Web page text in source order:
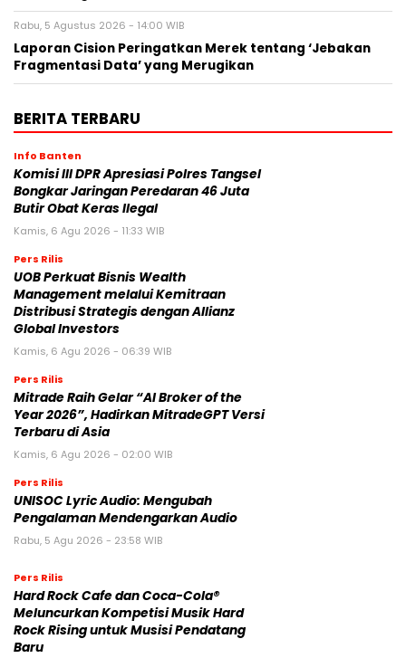
Rabu, 5 Agustus 2026 - 14:00 WIB
Laporan Cision Peringatkan Merek tentang ‘Jebakan
Fragmentasi Data’ yang Merugikan
BERITA TERBARU
Info Banten
Komisi III DPR Apresiasi Polres Tangsel
Bongkar Jaringan Peredaran 46 Juta
Butir Obat Keras Ilegal
Kamis, 6 Agu 2026 - 11:33 WIB
Pers Rilis
UOB Perkuat Bisnis Wealth
Management melalui Kemitraan
Distribusi Strategis dengan Allianz
Global Investors
Kamis, 6 Agu 2026 - 06:39 WIB
Pers Rilis
Mitrade Raih Gelar “AI Broker of the
Year 2026”, Hadirkan MitradeGPT Versi
Terbaru di Asia
Kamis, 6 Agu 2026 - 02:00 WIB
Pers Rilis
UNISOC Lyric Audio: Mengubah
Pengalaman Mendengarkan Audio
Rabu, 5 Agu 2026 - 23:58 WIB
Pers Rilis
Hard Rock Cafe dan Coca-Cola®
Meluncurkan Kompetisi Musik Hard
Rock Rising untuk Musisi Pendatang
Baru